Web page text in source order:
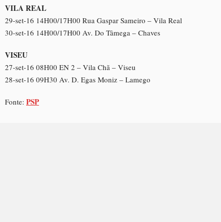
VILA REAL
29-set-16 14H00/17H00 Rua Gaspar Sameiro – Vila Real
30-set-16 14H00/17H00 Av. Do Tâmega – Chaves
VISEU
27-set-16 08H00 EN 2 – Vila Chã – Viseu
28-set-16 09H30 Av. D. Egas Moniz – Lamego
Fonte: PSP